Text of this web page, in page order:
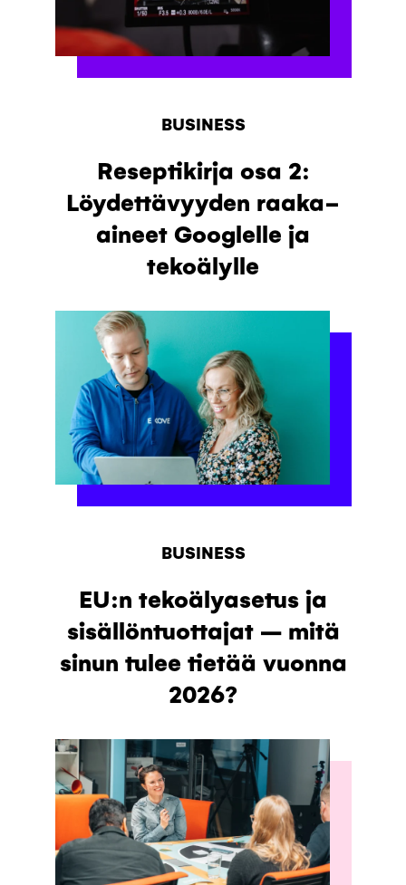
BUSINESS
Reseptikirja osa 2:
Löydettävyyden raaka-
aineet Googlelle ja
tekoälylle
BUSINESS
EU:n tekoälyasetus ja
sisällöntuottajat – mitä
sinun tulee tietää vuonna
2026?